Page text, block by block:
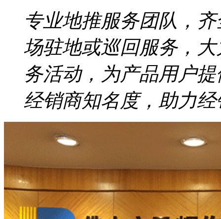
专业地推服务团队，
场驻地或巡回服务，
务活动，为产品用户
经销商知名度，助力